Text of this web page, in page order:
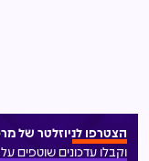
הצטרפו לניוזלטר של
וקבלו עדכונים שוטפים